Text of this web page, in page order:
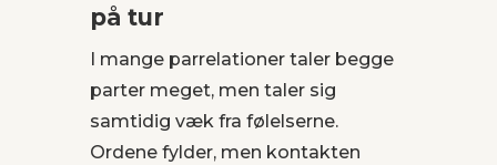
på tur
I mange parrelationer taler begge
parter meget, men taler sig
samtidig væk fra følelserne.
Ordene fylder, men kontakten